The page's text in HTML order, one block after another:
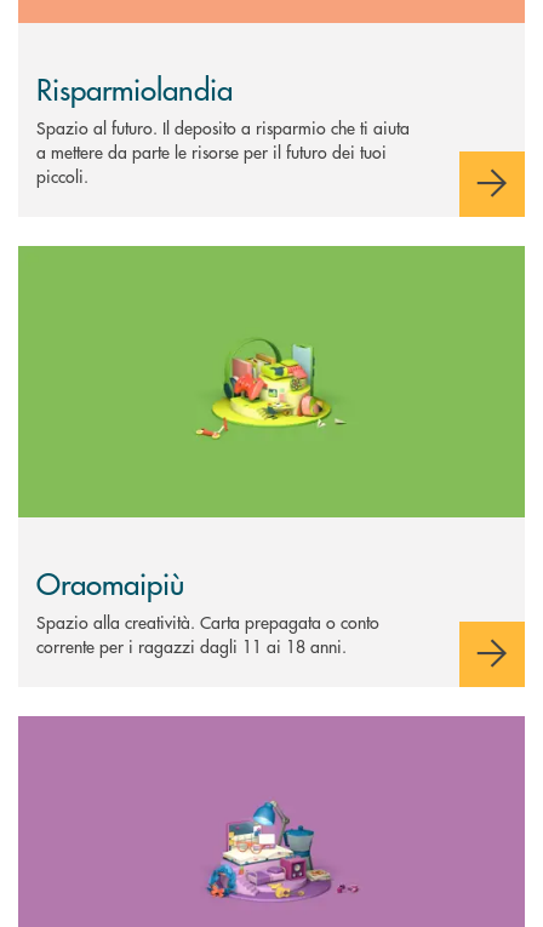
Risparmiolandia
Spazio al futuro. Il deposito a risparmio che ti aiuta
a mettere da parte le risorse per il futuro dei tuoi
piccoli.
Oraomaipiù
Spazio alla creatività. Carta prepagata o conto
corrente per i ragazzi dagli 11 ai 18 anni.